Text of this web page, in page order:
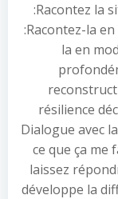
:Racontez la
:Racontez-la en
la en
résilience
Dialogue avec
ce que ça me
laissez
développe la